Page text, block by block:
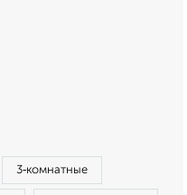
3‑комнатные